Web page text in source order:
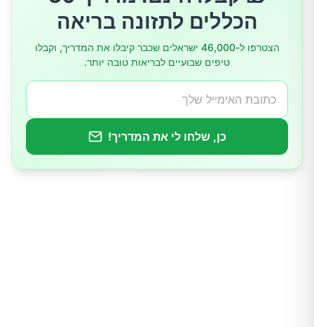
הכללים לתזונה בריאה
הצטרפו ל-46,000 ישראלים שכבר קיבלו את המדריך, וקבלו
טיפים שבועיים לבריאות טובה יותר.
כן, שלחו לי את המדריך!